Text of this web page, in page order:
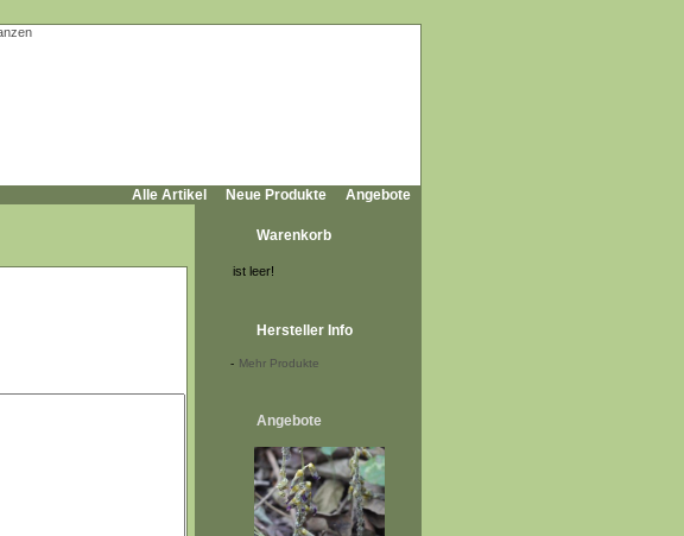
Alle Artikel Neue Produkte Angebote
Warenkorb
ist leer!
Hersteller Info
- Mehr Produkte
Angebote